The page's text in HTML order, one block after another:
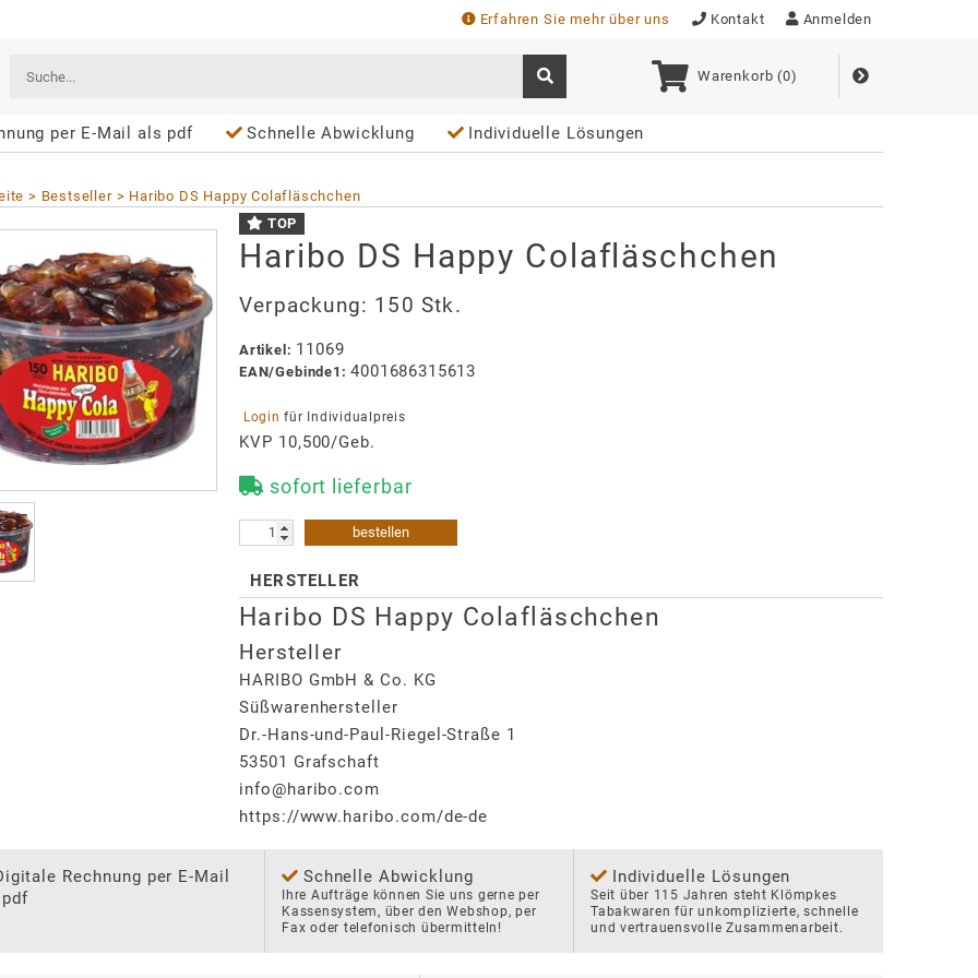
Erfahren Sie mehr über uns Kontakt Anmelden
Warenkorb (0)
per E-Mail als pdf Schnelle Abwicklung Individuelle Lösungen
Bestseller
Haribo DS Happy Colafläschchen
TOP
Haribo DS Happy Colafläschchen
Verpackung: 150 Stk.
Artikel : 11069
EAN/Gebinde1 : 4001686315613
Login für Individualpreis
KVP 10,500/Geb.
sofort lieferbar
bestellen
HERSTELLER
Haribo DS Happy Colafläschchen
Hersteller
HARIBO GmbH & Co. KG
Süßwarenhersteller
Dr.-Hans-und-Paul-Riegel-Straße 1
53501 Grafschaft
info@haribo.com
https://www.haribo.com/de-de
Rechnung per E-Mail
Schnelle Abwicklung
Ihre Aufträge können Sie uns gerne per
Kassensystem, über den Webshop, per
Fax oder telefonisch übermitteln!
Individuelle Lösungen
Seit über 115 Jahren steht Klömpkes
Tabakwaren für unkomplizierte, schnelle
und vertrauensvolle Zusammenarbeit.